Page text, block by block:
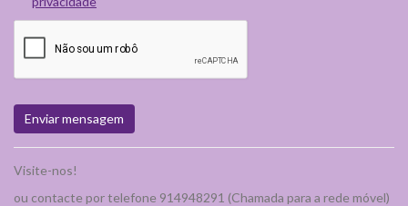
Enviar mensagem
Visite-nos!
ou contacte por telefone 914948291 (Chamada para a rede móvel)